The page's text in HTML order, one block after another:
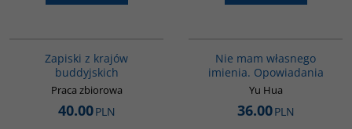
Zapiski z krajów
buddyjskich
Praca zbiorowa
40.00PLN
Nie mam własnego
imienia. Opowiadania
Yu Hua
36.00PLN